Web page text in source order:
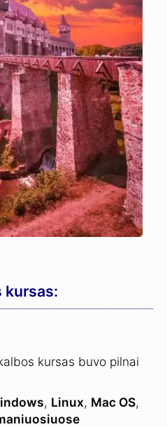
kursas:
kursas buvo pilnai
, Linux, Mac OS,